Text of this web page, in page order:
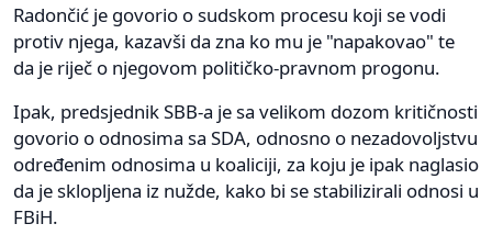
Radončić je govorio o sudskom procesu koji se vodi
protiv njega, kazavši da zna ko mu je "napakovao" te
da je riječ o njegovom političko-pravnom progonu.
Ipak, predsjednik SBB-a je sa velikom dozom kritičnosti
govorio o odnosima sa SDA, odnosno o nezadovoljstvu
određenim odnosima u koaliciji, za koju je ipak naglasio
da je sklopljena iz nužde, kako bi se stabilizirali odnosi u
FBiH.